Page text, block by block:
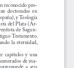
reconocido pro
doctorados  en
y Teología
del Plata (Ar-
de Sagun-
Testamento.
la eternidad,
capítulos  y  una
de ma
a  seis